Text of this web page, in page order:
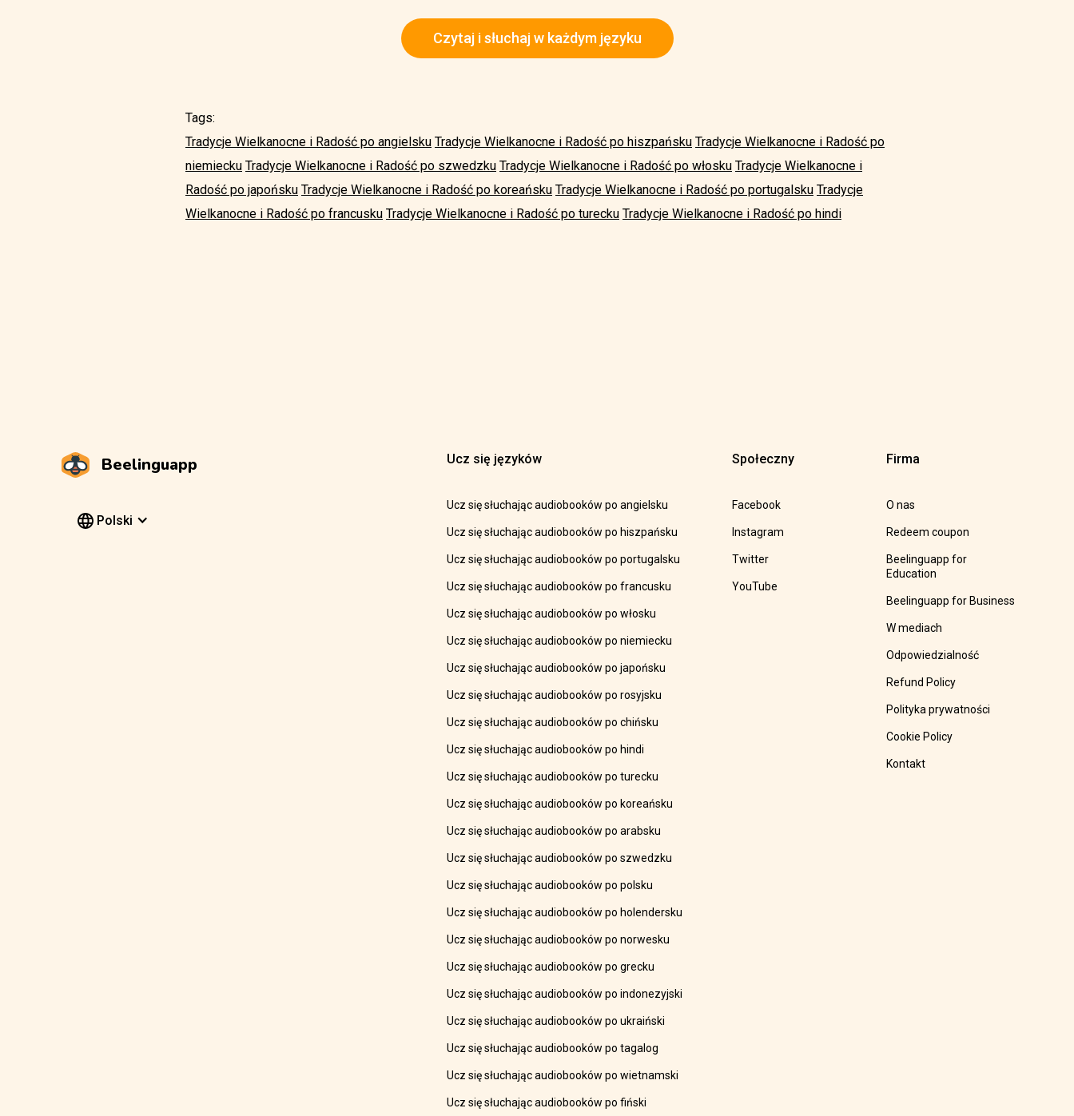
Czytaj i słuchaj w każdym języku
Tags:
Tradycje Wielkanocne i Radość po angielsku Tradycje Wielkanocne i Radość po hiszpańsku Tradycje Wielkanocne i Radość po
niemiecku Tradycje Wielkanocne i Radość po szwedzku Tradycje Wielkanocne i Radość po włosku Tradycje Wielkanocne i
Radość po japońsku Tradycje Wielkanocne i Radość po koreańsku Tradycje Wielkanocne i Radość po portugalsku Tradycje
Wielkanocne i Radość po francusku Tradycje Wielkanocne i Radość po turecku Tradycje Wielkanocne i Radość po hindi
Beelinguapp
Polski
Ucz się języków
Ucz się słuchając audiobooków po angielsku
Ucz się słuchając audiobooków po hiszpańsku
Ucz się słuchając audiobooków po portugalsku
Ucz się słuchając audiobooków po francusku
Ucz się słuchając audiobooków po włosku
Ucz się słuchając audiobooków po niemiecku
Ucz się słuchając audiobooków po japońsku
Ucz się słuchając audiobooków po rosyjsku
Ucz się słuchając audiobooków po chińsku
Ucz się słuchając audiobooków po hindi
Ucz się słuchając audiobooków po turecku
Ucz się słuchając audiobooków po koreańsku
Ucz się słuchając audiobooków po arabsku
Ucz się słuchając audiobooków po szwedzku
Ucz się słuchając audiobooków po polsku
Ucz się słuchając audiobooków po holendersku
Ucz się słuchając audiobooków po norwesku
Ucz się słuchając audiobooków po grecku
Ucz się słuchając audiobooków po indonezyjski
Ucz się słuchając audiobooków po ukraiński
Ucz się słuchając audiobooków po tagalog
Ucz się słuchając audiobooków po wietnamski
Ucz się słuchając audiobooków po fiński
Społeczny
Facebook
Instagram
Twitter
YouTube
Firma
O nas
Redeem coupon
Beelinguapp for
Education
Beelinguapp for Business
W mediach
Odpowiedzialność
Refund Policy
Polityka prywatności
Cookie Policy
Kontakt